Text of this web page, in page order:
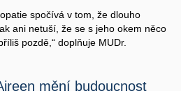
spočívá v tom, že dlouho
ani netuší, že se s jeho okem něco
pozdě,“ doplňuje MUDr.
mění budoucnost